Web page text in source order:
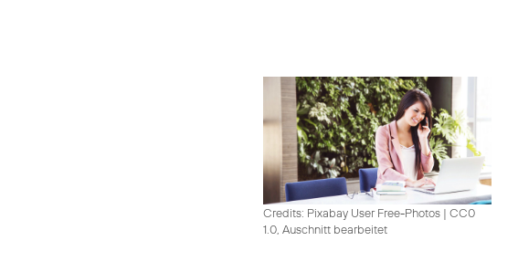
Credits: Pixabay User Free-Photos | CC0
1.0, Auschnitt bearbeitet